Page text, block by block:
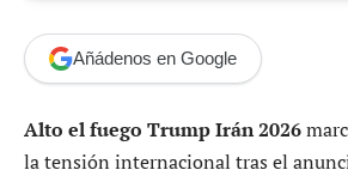
Añádenos en Google
Alto el fuego Trump Irán 2026
la tensión internacional tras el